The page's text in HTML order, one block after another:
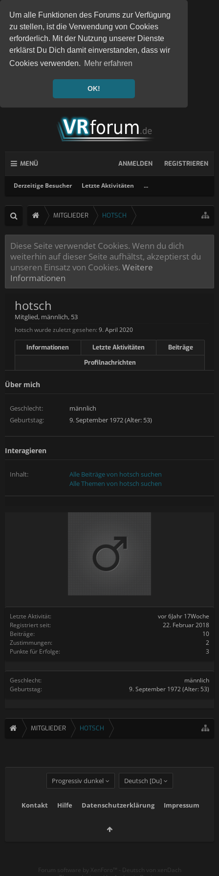
Um alle Funktionen des Forums zur Verfügung
zu stellen, ist die Verwendung von Cookies
erforderlich. Mit der Nutzung unserer Dienste
erklärst Du Dich damit einverstanden, dass wir
Cookies verwenden. Mehr erfahren
OK!
MENÜ
Derzeitige Besucher Letzte Aktivitäten ...
ANMELDEN REGISTRIEREN
MITGLIEDER HOTSCH
Diese Seite verwendet Cookies. Wenn du dich
weiterhin auf dieser Seite aufhältst, akzeptierst du
unseren Einsatz von Cookies. Weitere
Informationen
Letzte Aktivität:
vor 6Jahr 17Woche
Registriert seit:
22. Februar 2018
Beiträge:
10
Zustimmungen:
2
Punkte für Erfolge:
3
Geschlecht:
männlich
Geburtstag:
9. September 1972(Alter: 53)
hotsch
Mitglied, männlich, 53
hotsch wurde zuletzt gesehen: 9. April 2020
Informationen Letzte Aktivitäten
Beiträge
Profilnachrichten
Über mich
Geschlecht:
männlich
Geburtstag:
9. September 1972 (Alter: 53)
Interagieren
Inhalt:
Alle Beiträge von hotsch suchen
Alle Themen von hotsch suchen
MITGLIEDER HOTSCH
Progressiv dunkel Deutsch [Du]
Kontakt Hilfe Datenschutzerklärung Impressum
Forum software by XenForo™ - Deutsch von xenDach